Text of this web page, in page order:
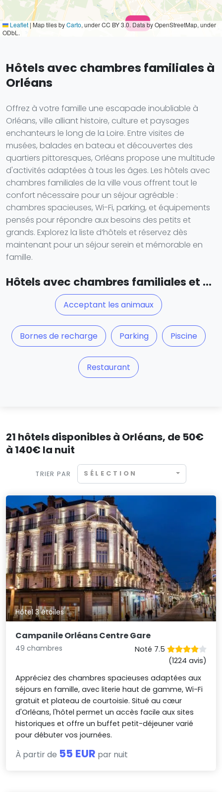
n.c.
71 €
Leaflet | Map tiles byCarto, under CC BY 3.0. Data by OpenStreetMap, under
ODbL.
Hôtels avec chambres familiales à
Orléans
Offrez à votre famille une escapade inoubliable à
Orléans, ville alliant histoire, culture et paysages
enchanteurs le long de la Loire. Entre visites de
musées, balades en bateau et découvertes des
quartiers pittoresques, Orléans propose une multitude
d'activités adaptées à tous les âges. Les hôtels avec
chambres familiales de la ville vous offrent tout le
confort nécessaire pour un séjour agréable :
chambres spacieuses, Wi-Fi, parking, et équipements
pensés pour répondre aux besoins des petits et
grands. Explorez la liste d’hôtels et réservez dès
maintenant pour un séjour serein et mémorable en
famille.
Hôtels avec chambres familiales et ...
Acceptant les animaux
Bornes de recharge Parking Piscine
Restaurant
21 hôtels disponibles à Orléans, de 50€
à 140€ la nuit
TRIER PAR SÉLECTION
Hôtel 3 étoiles
Campanile Orléans Centre Gare
49 chambres
Noté 7.5
(1224 avis)
Appréciez des chambres spacieuses adaptées aux
séjours en famille, avec literie haut de gamme, Wi-Fi
gratuit et plateau de courtoisie. Situé au cœur
d'Orléans, l'hôtel permet un accès facile aux sites
historiques et offre un buffet petit-déjeuner varié
pour débuter vos journées.
À partir de 55 EUR par nuit